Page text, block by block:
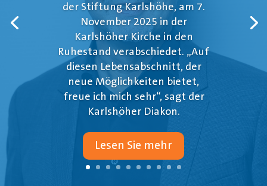
der Stiftung Karlshöhe, am 7.
November 2025 in der
Karlshöher Kirche in den
Ruhestand verabschiedet. „Auf
diesen Lebensabschnitt, der
neue Möglichkeiten bietet,
freue ich mich sehr“, sagt der
Karlshöher Diakon.
Lesen Sie mehr